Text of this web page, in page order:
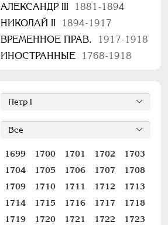
АЛЕКСАНДР III
1881-1894
НИКОЛАЙ II
1894-1917
ВРЕМЕННОЕ ПРАВ.
1917-1918
ИНОСТРАННЫЕ
1768-1918
1699 1700 1701 1702
1703
1704
1705 1706 1707
1708
1709
1710 1711 1712
1713
1714
1715 1716 1717
1718
1719
1720 1721 1722
1723